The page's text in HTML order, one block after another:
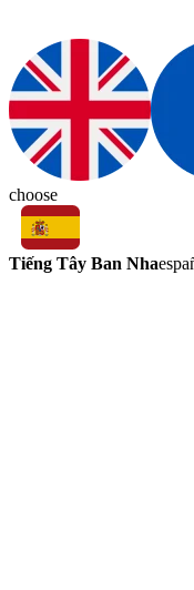
choose
Tiếng Tây Ban Nha